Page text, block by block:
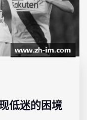
低迷的困境